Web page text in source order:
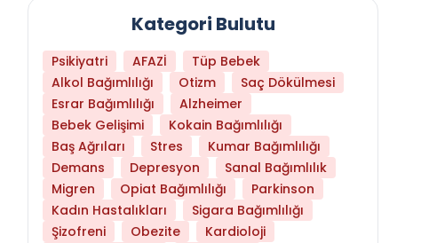
Kategori Bulutu
Psikiyatri AFAZİ
Tüp Bebek
Alkol Bağımlılığı
Otizm
Saç Dökülmesi
Esrar Bağımlılığı
Alzheimer
Bebek Gelişimi
Kokain Bağımlılığı
Baş Ağrıları
Stres
Kumar Bağımlılığı
Demans
Depresyon
Sanal Bağımlılık
Migren
Opiat Bağımlılığı
Parkinson
Kadın Hastalıkları
Sigara Bağımlılığı
Şizofreni
Obezite
Kardioloji